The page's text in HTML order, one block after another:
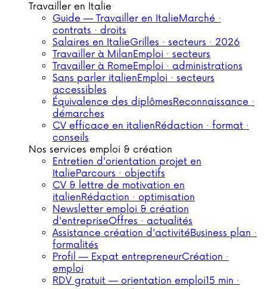
Travailler en Italie
Guide — Travailler en ItalieMarché ·
contrats · droits
Salaires en ItalieGrilles · secteurs · 2026
Travailler à MilanEmploi · secteurs
Travailler à RomeEmploi · administrations
Sans parler italienEmploi · secteurs
accessibles
Équivalence des diplômesReconnaissance ·
démarches
CV efficace en italienRédaction · format ·
conseils
Nos services emploi & création
Entretien d'orientation projet en
ItalieParcours · objectifs
CV & lettre de motivation en
italienRédaction · optimisation
Newsletter emploi & création
d'entrepriseOffres · actualités
Assistance création d'activitéBusiness plan ·
formalités
Profil — Expat entrepreneurCréation ·
emploi
RDV gratuit — orientation emploi15 min ·